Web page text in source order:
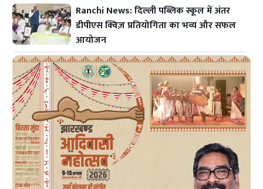
Ranchi News: दिल्ली पब्लिक स्कूल में अंतर
डीपीएस क्विज़ प्रतियोगिता का भव्य और सफल
आयोजन